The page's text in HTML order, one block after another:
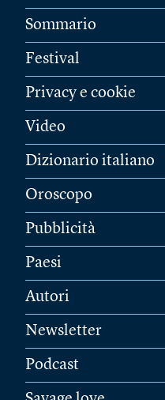
Sommario
Festival
Privacy e cookie
Video
Dizionario italiano
Oroscopo
Pubblicità
Paesi
Autori
Newsletter
Podcast